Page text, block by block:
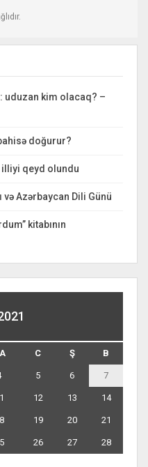
uduzan kim olacaq? –
doğurur?
illiyi qeyd olundu
Azərbaycan Dili Günü
kitabının
C Ş B
5 6 7
12 13 14
19 20 21
26 27
28